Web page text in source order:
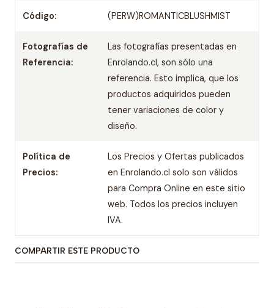
Código: (PERW)ROMANTICBLUSHMIST
Fotografías de
Referencia:
Las fotografías presentadas en
Enrolando.cl, son sólo una
referencia. Esto implica, que los
productos adquiridos pueden
tener variaciones de color y
diseño.
Política de
Precios:
Los Precios y Ofertas publicados
en Enrolando.cl solo son válidos
para Compra Online en este sitio
web. Todos los precios incluyen
IVA.
COMPARTIR ESTE PRODUCTO